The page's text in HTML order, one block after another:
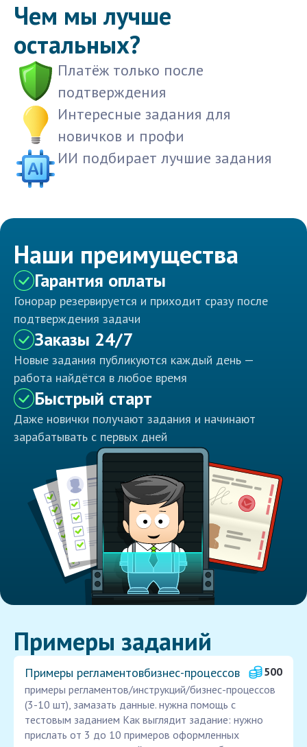
Чем мы лучше
остальных?
Платёж только после
подтверждения
Интересные задания для
новичков и профи
ИИ подбирает лучшие задания
Наши преимущества
Гарантия оплаты
Гонорар резервируется и приходит сразу после
подтверждения задачи
Заказы 24/7
Новые задания публикуются каждый день —
работа найдётся в любое время
Быстрый старт
Даже новички получают задания и начинают
зарабатывать с первых дней
Примеры заданий
Примеры регламентовбизнес-процессов
500
примеры регламентов/инструкций/бизнес-процессов
(3-10 шт), замазать данные. нужна помощь с
тестовым заданием Как выглядит задание: нужно
прислать от 3 до 10 примеров оформленных